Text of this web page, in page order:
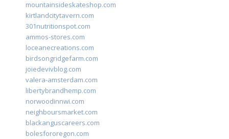
mountainsideskateshop.com
kirtlandcitytavern.com
301nutritionspot.com
ammos-stores.com
loceanecreations.com
birdsongridgefarm.com
joiedevivblog.com
valera-amsterdam.com
libertybrandhemp.com
norwoodinnwi.com
neighboursmarket.com
blackanguscareers.com
bolesfororegon.com